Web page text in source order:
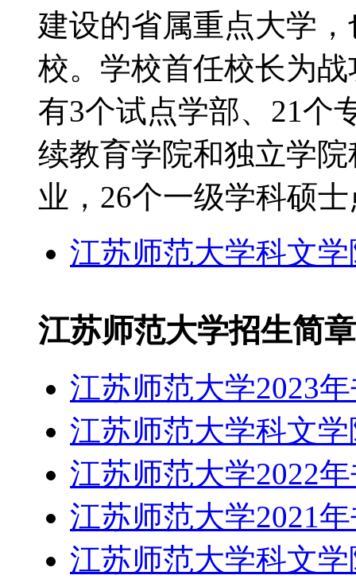
建设的省属重点大学
校。学校首任校长为
有3个试点学部、21个
续教育学院和独立学
业，26个一级学科硕
江苏师范大学科文
江苏师范大学招生简章
江苏师范大学2023
江苏师范大学科文
江苏师范大学2022
江苏师范大学2021
江苏师范大学科文